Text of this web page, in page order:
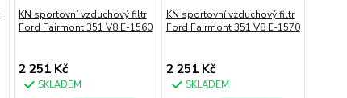
KN sportovní vzduchový filtr
Ford Fairmont 351 V8 E-1560
2 251 Kč
SKLADEM
KN sportovní vzduchový filtr
Ford Fairmont 351 V8 E-1570
2 251 Kč
SKLADEM